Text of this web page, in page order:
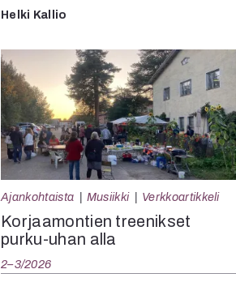
Helki Kallio
Ajankohtaista Musiikki Verkkoartikkeli
Korjaamontien treenikset
purku-uhan alla
2–3/2026